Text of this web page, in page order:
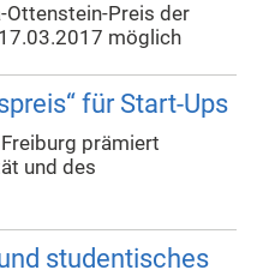
Ottenstein-Preis der
möglich
für Start-Ups
prämiert
und des
studentisches